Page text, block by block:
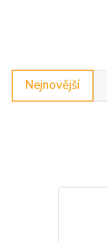
Nejnovější